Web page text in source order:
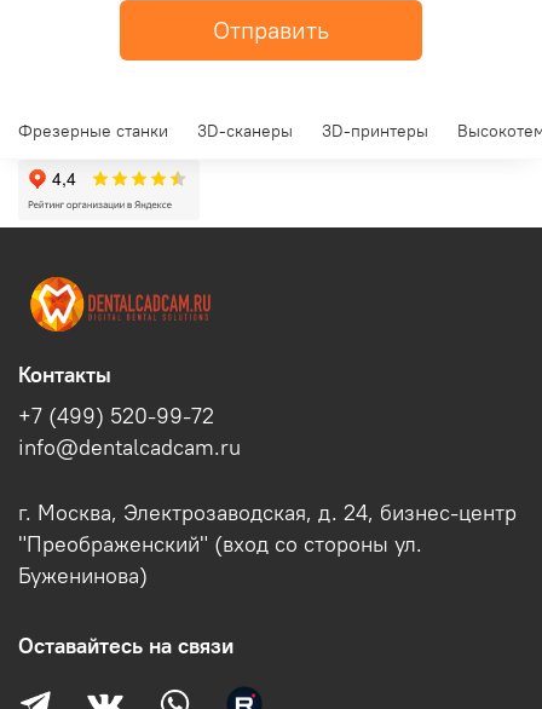
Отправить
Фрезерные станки 3D-сканеры 3D-принтеры
Контакты
+7 (499) 520-99-72
info@dentalcadcam.ru
г. Москва, Электрозаводская, д. 24, бизнес-центр
"Преображенский" (вход со стороны ул.
Буженинова)
Оставайтесь на связи